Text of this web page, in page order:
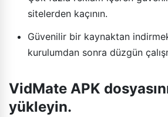
sitelerden kaçının.
Güvenilir bir kaynaktan
kurulumdan sonra düzgün
VidMate APK
yükleyin.